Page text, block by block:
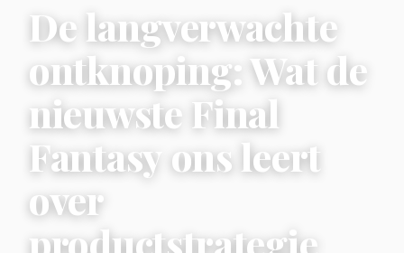
De langverwachte
ontknoping: Wat de
nieuwste Final
Fantasy ons leert
over